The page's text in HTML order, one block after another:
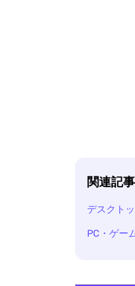
関連記事
デスクト
PC・ゲー